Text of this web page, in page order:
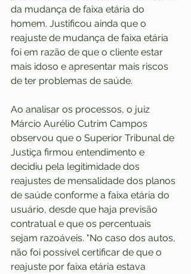
da mudança de faixa etária do
homem. Justificou ainda que o
reajuste de mudança de faixa etária
foi em razão de que o cliente estar
mais idoso e apresentar mais riscos
de ter problemas de saúde.
Ao analisar os processos, o juiz
Márcio Aurélio Cutrim Campos
observou que o Superior Tribunal de
Justiça firmou entendimento e
decidiu pela legitimidade dos
reajustes de mensalidade dos planos
de saúde conforme a faixa etária do
usuário, desde que haja previsão
contratual e que os percentuais
sejam razoáveis. "No caso dos autos,
não foi possível certificar de que o
reajuste por faixa etária estava